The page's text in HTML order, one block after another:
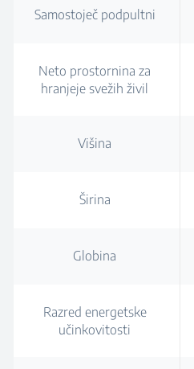
Samostoječ podpultni
Neto prostornina za
hranjeje svežih živil
Višina
Širina
Globina
Razred energetske
učinkovitosti